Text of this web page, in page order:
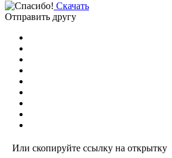
Скачать
Отправить другу
Или скопируйте ссылку на открытку